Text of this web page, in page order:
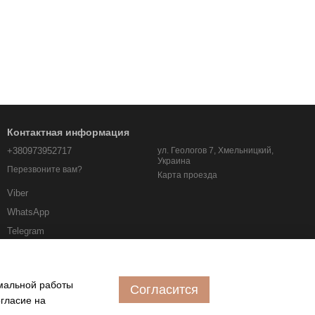
Контактная информация
+380973952717
Перезвоните вам?
Viber
WhatsApp
Telegram
ул. Геологов 7, Хмельницкий,
Украина
Карта проезда
работы
на
Согласится